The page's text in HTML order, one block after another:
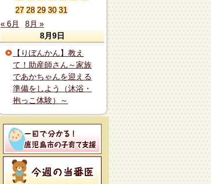
27 28 29 30 31
« 6月
8月 »
8月9日
【りぼんかん】教え
て！助産師さん～家族
であかちゃんを迎える
準備をしよう（沐浴・
抱っこ体験）～